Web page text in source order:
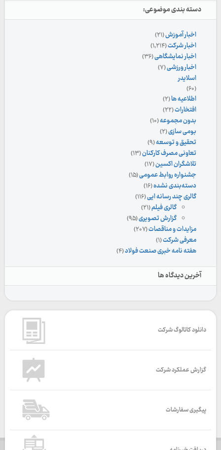
دسته بندی موضوعی:
اخبار آموزش(۲۱)
اخبار شرکت(۱,۲۱۴)
اخبار نمایشگاهی(۳۶)
اخبار ورزشی(۷)
اسلایدر
(۶۰)
اطلاعیه ها(۲)
افتخارات(۲۲)
بدون مجموعه(۱۰)
بومی سازی(۲)
تحقیق و توسعه(۹)
تعاونی مصرف کارکنان(۱۳)
تلاشگران اکسین(۱۷)
جشنواره روابط عمومی(۱۵)
دسته‌بندی نشده(۱۶)
گالری چند رسانه ایی(۱۱۶)
گالری فیلم(۲۱)
گزارش تصویری(۹۵)
مزایدات و مناقصات(۲۰۷)
معرفی شرکت(۱)
هفته نامه خبری صنعت فولاد(۴)
آخرین دیدگاه ها
دانلود کاتالوگ شرکت
گزارش عملکرد شرکت
پیگیری سفارشات